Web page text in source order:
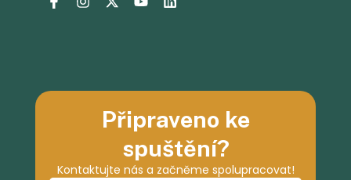
Připraveno ke
spuštění?
Kontaktujte nás a začněme spolupracovat!